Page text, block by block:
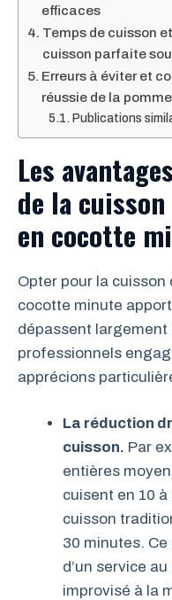
efficaces
Temps de cuisson
cuisson parfaite
Erreurs à éviter et
réussie de la
Publications
Les
de la
en cocotte
Opter pour la cuisson
cocotte minute
dépassent largement
professionnels
apprécions
La réduction
cuisson. Par
entières
cuisent en 10 à
cuisson
30 minutes. Ce
d’un service
improvisé à la